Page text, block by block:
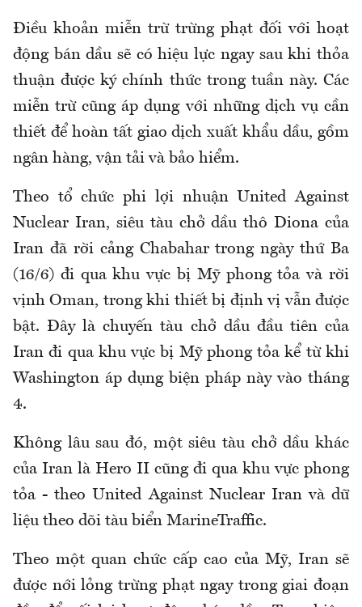
Điều khoản miễn trừ trừng phạt đối với hoạt
động bán dầu sẽ có hiệu lực ngay sau khi thỏa
thuận được ký chính thức trong tuần này. Các
miễn trừ cũng áp dụng với những dịch vụ cần
thiết để hoàn tất giao dịch xuất khẩu dầu, gồm
ngân hàng, vận tải và bảo hiểm.
Theo tổ chức phi lợi nhuận United Against
Nuclear Iran, siêu tàu chở dầu thô Diona của
Iran đã rời cảng Chabahar trong ngày thứ Ba
(16/6) đi qua khu vực bị Mỹ phong tỏa và rời
vịnh Oman, trong khi thiết bị định vị vẫn được
bật. Đây là chuyến tàu chở dầu đầu tiên của
Iran đi qua khu vực bị Mỹ phong tỏa kể từ khi
Washington áp dụng biện pháp này vào tháng
4.
Không lâu sau đó, một siêu tàu chở dầu khác
của Iran là Hero II cũng đi qua khu vực phong
tỏa - theo United Against Nuclear Iran và dữ
liệu theo dõi tàu biển MarineTraffic.
Theo một quan chức cấp cao của Mỹ, Iran sẽ
được nới lỏng trừng phạt ngay trong giai đoạn